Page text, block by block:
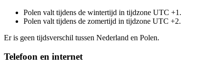
Polen valt tijdens de wintertijd in tijdzone UTC +1.
Polen valt tijdens de zomertijd in tijdzone UTC +2.
Er is geen tijdsverschil tussen Nederland en Polen.
Telefoon en internet